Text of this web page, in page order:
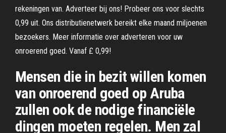
rekeningen van. Adverteer bij ons! Probeer ons voor slechts
0,99 uit. Ons distributienetwerk bereikt elke maand miljoenen
bezoekers. Meer informatie over adverteren voor uw
onroerend goed. Vanaf £ 0,99!
Mensen die in bezit willen komen
van onroerend goed op Aruba
zullen ook de nodige financiële
dingen moeten regelen. Men zal